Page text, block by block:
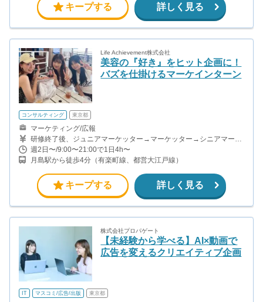
キープする 詳しく見る
Life Achievement株式会社
美容の『好き』をヒット企画に！
バズを仕掛けるマーケインターン
コンサルティング 東京都
マーケティング/広報
研修終了後、ジュニアマーケッター→マーケッター→シニアマーケ
ッター→副主任→主任→マネージャーと昇格していきます。 ・ジュ
ニアマーケッター＆マーケッター＆シニアマーケッター SNSアカウ
ントへの投稿1件につき1,000円〜4,000円 成果報酬1件につき2,500
よるインセンティブ ※週20時間以上の稼働目安 ・マネージャー 固
定報酬15〜20万円/月 +成果購入・再生数達成によるインセンティ
ブ ※週20時間以上の稼働目安 学生インターンの平均報酬は月8万円
前後（時給換算2,000円以上）です。
週2日〜/9:00〜21:00で1日4h〜
月島駅から徒歩4分（有楽町線、都営大江戸線）
キープする 詳しく見る
株式会社プロパゲート
【未経験から学べる】AI×動画で
広告を変えるクリエイティブ企画
IT マスコミ/広告/出版 東京都